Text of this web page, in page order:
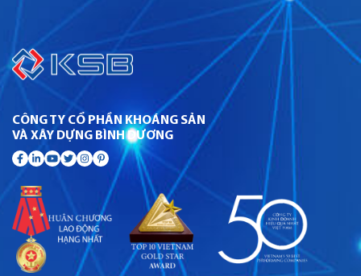
CÔNG TY CỔ PHẦN KHOÁNG SẢN
VÀ XÂY DỰNG BÌNH DƯƠNG